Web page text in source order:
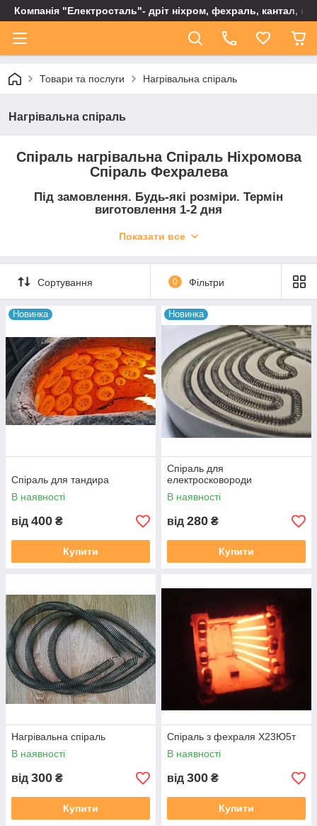
Компанія "Електросталь"- дріт ніхром, фехраль, кантал,
Товари та послуги Нагрівальна спіраль
Нагрівальна спіраль
Спіраль нагрівальна Спіраль Ніхромова
Спіраль Фехралева
Під замовлення. Будь-які розміри. Термін
виготовлення 1-2 дня
Показати все
Сортування 0 Фільтри
Новинка
Спіраль для тандира
В наявності
від 400 ₴
Купити
Новинка
Спіраль для
електросковороди
В наявності
від 280 ₴
Купити
Нагрівальна спіраль
В наявності
від 300 ₴
Купити
Спіраль з фехраля Х23Ю5т
В наявності
від 300 ₴
Купити